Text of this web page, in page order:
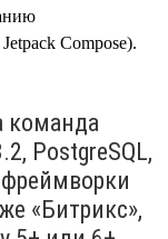
Compose).
команда
PostgreSQL,
«Битрикс»,